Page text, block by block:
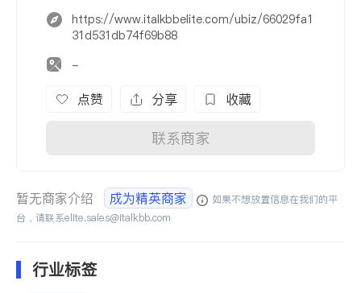
https://www.italkbbelite.com/ubiz/66029fa1
31d531db74f69b88
-
点赞 分享 收藏
联系商家
暂无商家介绍 成为精英商家
如果不想放置信息在我们的平
台，请联系elite.sales@italkbb.com
行业标签